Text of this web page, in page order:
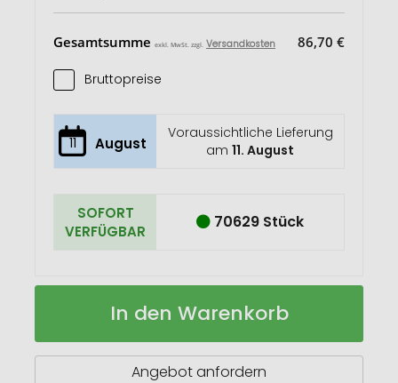
Gesamtsumme exkl. MwSt. zzgl. Versandkosten 86,70 €
Bruttopreise
11 August
Voraussichtliche Lieferung
am11. August
SOFORT
VERFÜGBAR
70629 Stück
PIN
Badge
Auf
In den Warenkorb
Angebot anfordern